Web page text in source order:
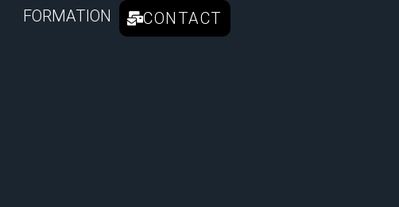
FORMATION CONTACT